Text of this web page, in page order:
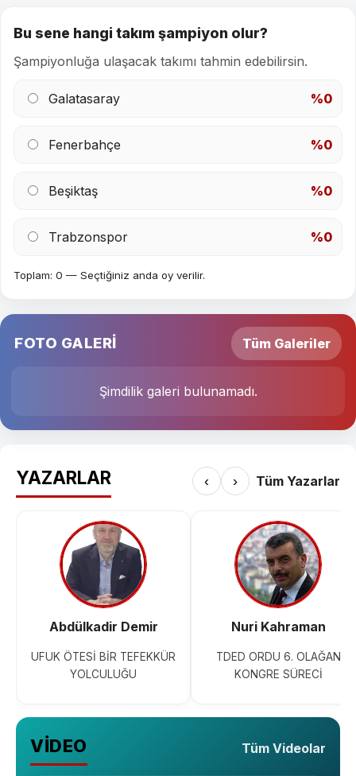
Bu sene hangi takım şampiyon olur?
Şampiyonluğa ulaşacak takımı tahmin edebilirsin.
Galatasaray %0
Fenerbahçe %0
Beşiktaş %0
Trabzonspor %0
Toplam: 0 — Seçtiğiniz anda oy verilir.
FOTO GALERİ Tüm Galeriler
Şimdilik galeri bulunamadı.
YAZARLAR ‹ › Tüm Yazarlar
Abdülkadir Demir
UFUK ÖTESİ BİR TEFEKKÜR
YOLCULUĞU
Nuri Kahraman
TDED ORDU 6. OLAĞAN
KONGRE SÜRECİ
VİDEO Tüm Videolar